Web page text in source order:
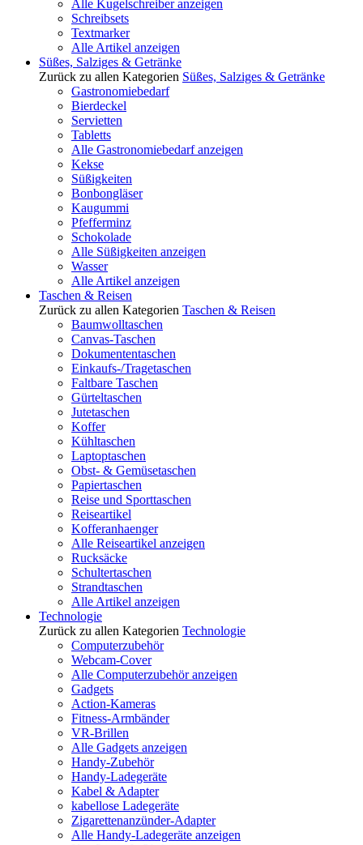
Alle Kugelschreiber anzeigen
Schreibsets
Textmarker
Alle Artikel anzeigen
Süßes, Salziges & Getränke
Zurück zu allen Kategorien Süßes, Salziges & Getränke
Gastronomiebedarf
Bierdeckel
Servietten
Tabletts
Alle Gastronomiebedarf anzeigen
Kekse
Süßigkeiten
Bonbongläser
Kaugummi
Pfefferminz
Schokolade
Alle Süßigkeiten anzeigen
Wasser
Alle Artikel anzeigen
Taschen & Reisen
Zurück zu allen Kategorien Taschen & Reisen
Baumwolltaschen
Canvas-Taschen
Dokumententaschen
Einkaufs-/Tragetaschen
Faltbare Taschen
Gürteltaschen
Jutetaschen
Koffer
Kühltaschen
Laptoptaschen
Obst- & Gemüsetaschen
Papiertaschen
Reise und Sporttaschen
Reiseartikel
Kofferanhaenger
Alle Reiseartikel anzeigen
Rucksäcke
Schultertaschen
Strandtaschen
Alle Artikel anzeigen
Technologie
Zurück zu allen Kategorien Technologie
Computerzubehör
Webcam-Cover
Alle Computerzubehör anzeigen
Gadgets
Action-Kameras
Fitness-Armbänder
VR-Brillen
Alle Gadgets anzeigen
Handy-Zubehör
Handy-Ladegeräte
Kabel & Adapter
kabellose Ladegeräte
Zigarettenanzünder-Adapter
Alle Handy-Ladegeräte anzeigen